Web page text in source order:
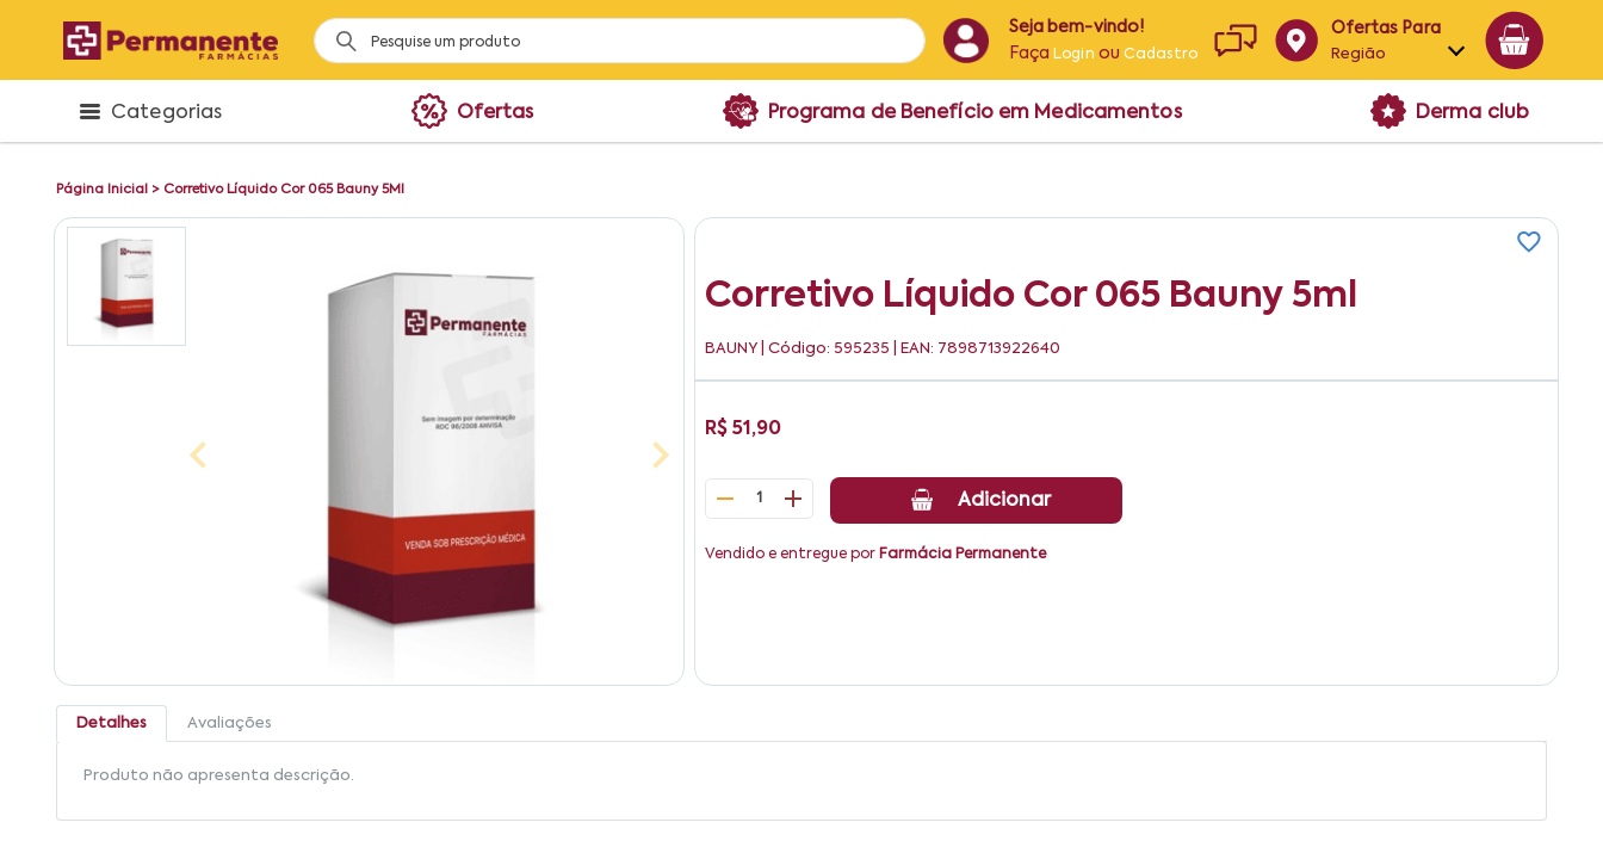
Seja bem-vindo!
Faça Login ouCadastro
Ofertas Para
Região
Alagoas
Categorias Ofertas Programa de Benefício em Medicamentos Derma club
Página Inicial > Corretivo Líquido Cor 065 Bauny 5Ml
Corretivo Líquido Cor 065 Bauny 5ml
BAUNY | Código: 595235 | EAN: 7898713922640
R$ 51,90
1 Adicionar
Vendido e entregue por Farmácia Permanente
Detalhes Avaliações
Produto não apresenta descrição.